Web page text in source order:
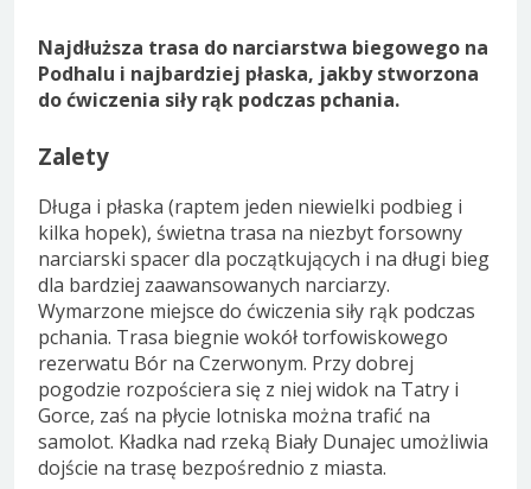
Najdłuższa trasa do narciarstwa biegowego na
Podhalu i najbardziej płaska, jakby stworzona
do ćwiczenia siły rąk podczas pchania.
Zalety
Długa i płaska (raptem jeden niewielki podbieg i
kilka hopek), świetna trasa na niezbyt forsowny
narciarski spacer dla początkujących i na długi bieg
dla bardziej zaawansowanych narciarzy.
Wymarzone miejsce do ćwiczenia siły rąk podczas
pchania. Trasa biegnie wokół torfowiskowego
rezerwatu Bór na Czerwonym. Przy dobrej
pogodzie rozpościera się z niej widok na Tatry i
Gorce, zaś na płycie lotniska można trafić na
samolot. Kładka nad rzeką Biały Dunajec umożliwia
dojście na trasę bezpośrednio z miasta.